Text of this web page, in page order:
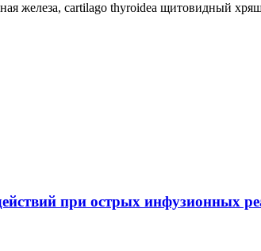
железа, cartilago thyroidea щитовидный
при острых инфузионных